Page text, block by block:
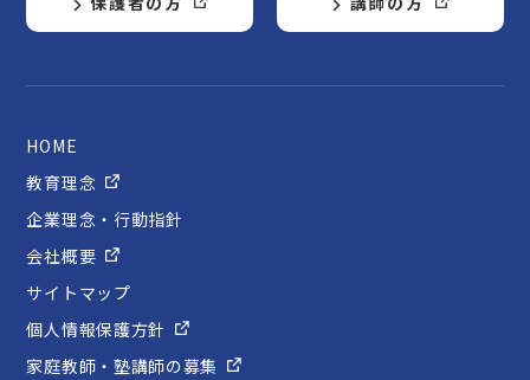
HOME
教育理念
企業理念・行動指針
会社概要
サイトマップ
個人情報保護方針
家庭教師・塾講師の募集